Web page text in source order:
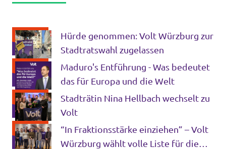
Datenschutz
Impressum
Kontakt
Hürde genommen: Volt Würzburg zur
Stadtratswahl zugelassen
Maduro's Entführung - Was bedeutet
das für Europa und die Welt
Stadträtin Nina Hellbach wechselt zu
Volt
“In Fraktionsstärke einziehen” – Volt
Würzburg wählt volle Liste für die